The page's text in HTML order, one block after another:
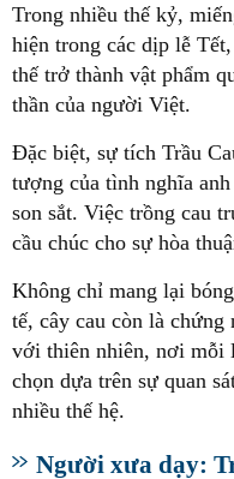
Trong nhiều thế kỷ,
hiện trong các dịp lễ
thế trở thành vật phẩm
thần của người Việt.
Đặc biệt, sự tích Trầu
tượng của tình nghĩa
son sắt. Việc trồng cau
cầu chúc cho sự hòa
Không chỉ mang lại
tế, cây cau còn là chứng
với thiên nhiên, nơi mỗi
chọn dựa trên sự quan
nhiều thế hệ.
Người xưa dạy: